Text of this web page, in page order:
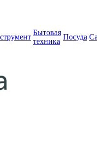
Бытовая
техника
Посуда